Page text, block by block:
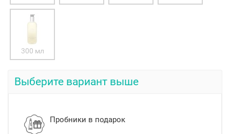
300 мл
Выберите вариант выше
Пробники в подарок